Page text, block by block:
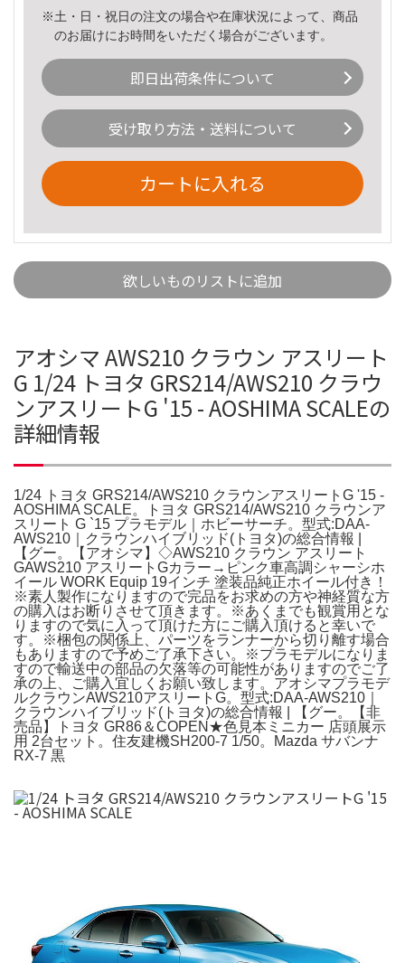
※土・日・祝日の注文の場合や在庫状況によって、商品
のお届けにお時間をいただく場合がございます。
即日出荷条件について
受け取り方法・送料について
カートに入れる
欲しいものリストに追加
アオシマ AWS210 クラウン アスリート
G 1/24 トヨタ GRS214/AWS210 クラウ
ンアスリートG '15 - AOSHIMA SCALEの
詳細情報
1/24 トヨタ GRS214/AWS210 クラウンアスリートG '15 -
AOSHIMA SCALE。トヨタ GRS214/AWS210 クラウンア
スリート G `15 プラモデル｜ホビーサーチ。型式:DAA-
AWS210｜クラウンハイブリッド(トヨタ)の総合情報 |
【グー。【アオシマ】◇AWS210 クラウン アスリート
GAWS210 アスリートGカラー→ピンク車高調シャーシホ
イール WORK Equip 19インチ 塗装品純正ホイール付き！
※素人製作になりますので完品をお求めの方や神経質な方
の購入はお断りさせて頂きます。※あくまでも観賞用とな
りますので気に入って頂けた方にご購入頂けると幸いで
す。※梱包の関係上、パーツをランナーから切り離す場合
もありますので予めご了承下さい。※プラモデルになりま
すので輸送中の部品の欠落等の可能性がありますのでご了
承の上、ご購入宜しくお願い致します。アオシマプラモデ
ルクラウンAWS210アスリートG。型式:DAA-AWS210｜
クラウンハイブリッド(トヨタ)の総合情報 | 【グー。【非
売品】トヨタ GR86＆COPEN★色見本ミニカー 店頭展示
用 2台セット。住友建機SH200-7 1/50。Mazda サバンナ
RX-7 黒